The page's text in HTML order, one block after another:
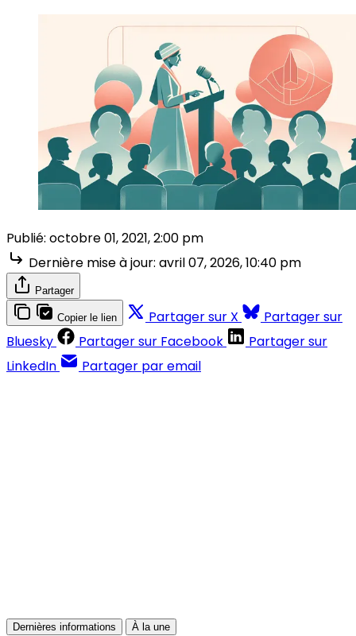
Publié: octobre 01, 2021, 2:00 pm
Dernière mise à jour: avril 07, 2026, 10:40 pm
Partager
Copier le lien Partager sur X
Partager sur
Bluesky
Partager sur Facebook
Partager sur
LinkedIn
Partager par email
Dernières informations À la une